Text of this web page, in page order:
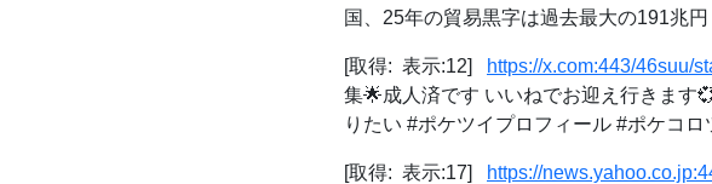
国、25年の貿易黒字は過去最大の191兆
[取得: 表示:12] https://x.com:443/46suu/
集🌟成人済です いいねでお迎え行きます
りたい #ポケツイプロフィール #ポケコ
[取得: 表示:17]
https://